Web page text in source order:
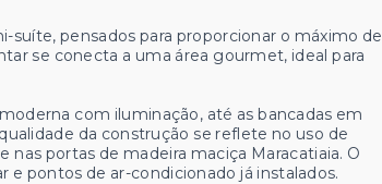
pensados para proporcionar o máximo de
se conecta a uma área gourmet, ideal para
com iluminação, até as bancadas em
da construção se reflete no uso de
nas portas de madeira maciça Maracatiaia. O
e pontos de ar-condicionado já instalados.